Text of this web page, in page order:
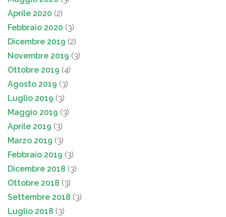
Aprile 2020 (2)
Febbraio 2020 (3)
Dicembre 2019 (2)
Novembre 2019 (3)
Ottobre 2019 (4)
Agosto 2019 (3)
Luglio 2019 (3)
Maggio 2019 (3)
Aprile 2019 (3)
Marzo 2019 (3)
Febbraio 2019 (3)
Dicembre 2018 (3)
Ottobre 2018 (3)
Settembre 2018 (3)
Luglio 2018 (3)